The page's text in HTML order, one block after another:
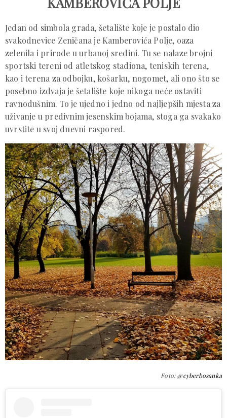
Jedan od simbola grada, šetalište koje je postalo dio
svakodnevice Zeničana je Kamberovića Polje, oaza
zelenila i prirode u urbanoj sredini. Tu se nalaze brojni
sportski tereni od atletskog stadiona, teniskih terena,
kao i terena za odbojku, košarku, nogomet, ali ono što se
posebno izdvaja je šetalište koje nikoga neće ostaviti
ravnodušnim. To je ujedno i jedno od najljepših mjesta za
uživanje u predivnim jesenskim bojama, stoga ga svakako
uvrstite u svoj dnevni raspored.
Foto:@cyberbosanka